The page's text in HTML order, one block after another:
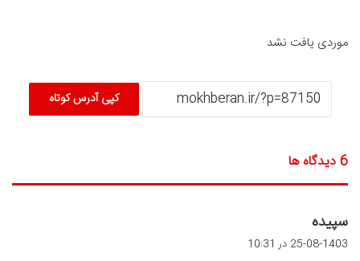
موردی یافت نشد
کپی آدرس کوتاه
‫6 دیدگاه ها
سپیده
ف
25-08-1403 در 10:31